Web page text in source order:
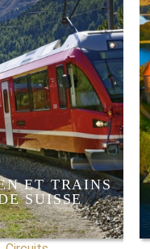
ET TRAINS
SUISSE